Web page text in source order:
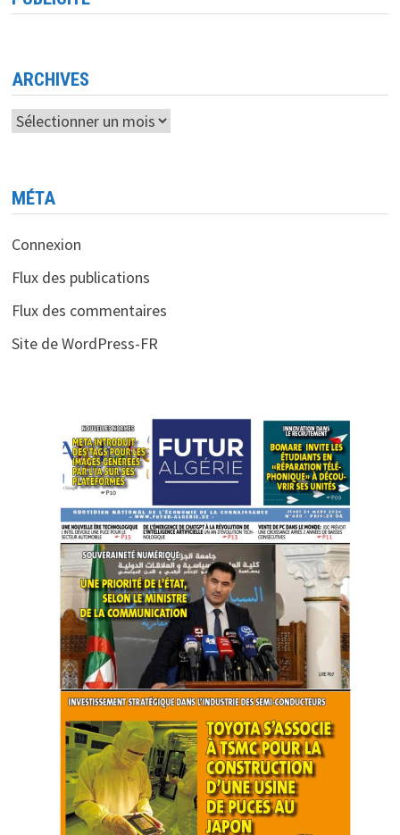
ET
ARCHIVES
Archives
MÉTA
Connexion
Flux des publications
Flux des commentaires
Site de WordPress-FR